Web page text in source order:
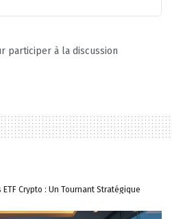
participer à la discussion
Crypto : Un Tournant Stratégique